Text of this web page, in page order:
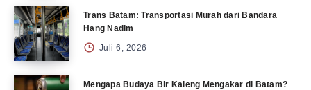
Trans Batam: Transportasi Murah dari Bandara
Hang Nadim
Juli 6, 2026
Mengapa Budaya Bir Kaleng Mengakar di Batam?